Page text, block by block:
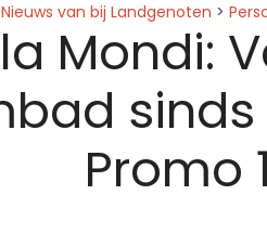
Nieuws van bij Landgenoten >
Mondi:
Promo